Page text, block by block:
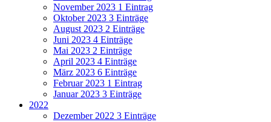
November 2023 1 Eintrag
Oktober 2023 3 Einträge
August 2023 2 Einträge
Juni 2023 4 Einträge
Mai 2023 2 Einträge
April 2023 4 Einträge
März 2023 6 Einträge
Februar 2023 1 Eintrag
Januar 2023 3 Einträge
2022
Dezember 2022 3 Einträge